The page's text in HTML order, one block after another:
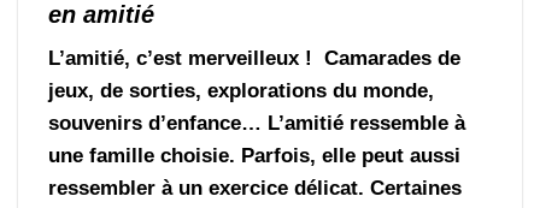
en amitié
L’amitié, c’est merveilleux ! Camarades de
jeux, de sorties, explorations du monde,
souvenirs d’enfance… L’amitié ressemble à
une famille choisie. Parfois, elle peut aussi
ressembler à un exercice délicat. Certaines